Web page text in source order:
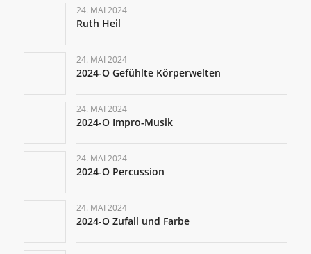
24. MAI 2024
Ruth Heil
24. MAI 2024
2024-O Gefühlte Körperwelten
24. MAI 2024
2024-O Impro-Musik
24. MAI 2024
2024-O Percussion
24. MAI 2024
2024-O Zufall und Farbe